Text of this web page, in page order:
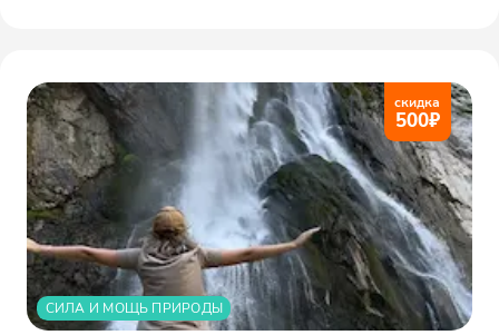
скидка
500₽
СИЛА И МОЩЬ ПРИРОДЫ